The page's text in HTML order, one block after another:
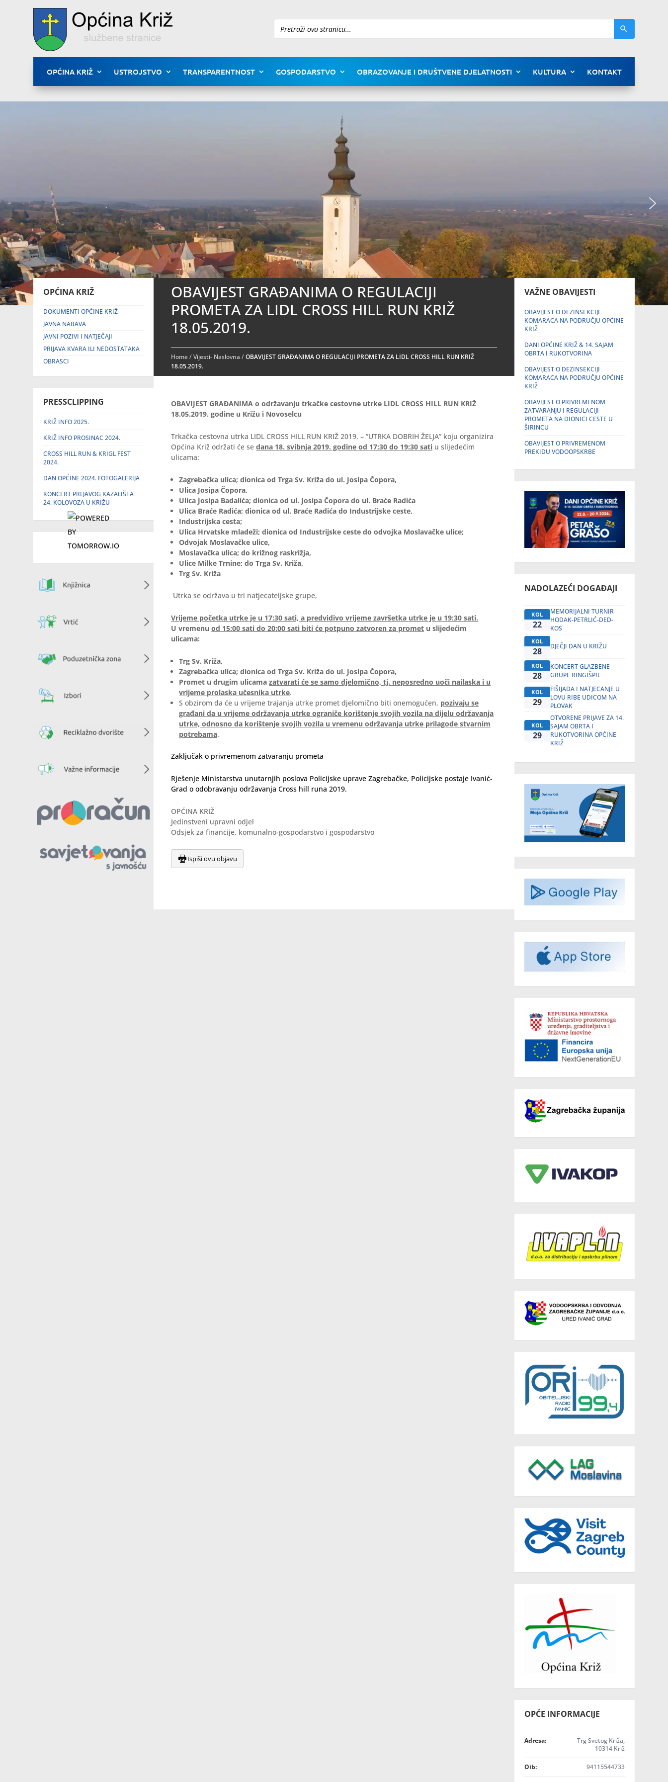
Pretraži
OPĆINA KRIŽ USTROJSTVO TRANSPARENTNOST GOSPODARSTVO OBRAZOVANJE I DRUŠTVENE DJELATNOSTI KULTURA KONTAKT
OPĆINA KRIŽ
DOKUMENTI OPĆINE KRIŽ
JAVNA NABAVA
JAVNI POZIVI I NATJEČAJI
PRIJAVA KVARA ILI NEDOSTATAKA
OBRASCI
PRESSCLIPPING
KRIŽ INFO 2025.
KRIŽ INFO PROSINAC 2024.
CROSS HILL RUN & KRIGL FEST
2024.
DAN OPĆINE 2024. FOTOGALERIJA
KONCERT PRLJAVOG KAZALIŠTA
24. KOLOVOZA U KRIŽU
OBAVIJEST GRAĐANIMA O REGULACIJI
PROMETA ZA LIDL CROSS HILL RUN KRIŽ
18.05.2019.
Home/Vijesti- Naslovna /OBAVIJEST GRAĐANIMA O REGULACIJI PROMETA ZA LIDL CROSS HILL RUN KRIŽ
18.05.2019.
OBAVIJEST GRAĐANIMA o održavanju trkačke cestovne utrke LIDL CROSS HILL RUN KRIŽ
18.05.2019. godine u Križu i Novoselcu
Trkačka cestovna utrka LIDL CROSS HILL RUN KRIŽ 2019. – ”UTRKA DOBRIH ŽELJA” koju organizira
Općina Križ održati će sedana 18. svibnja 2019. godine od 17:30 do 19:30 sati u slijedećim
ulicama:
Zagrebačka ulica; dionica od Trga Sv. Križa do ul. Josipa Čopora,
Ulica Josipa Čopora,
Ulica Josipa Badalića; dionica od ul. Josipa Čopora do ul. Braće Radića
Ulica Braće Radića; dionica od ul. Braće Radića do Industrijske ceste,
Industrijska cesta;
Ulica Hrvatske mladeži; dionica od Industrijske ceste do odvojka Moslavačke ulice;
Odvojak Moslavačke ulice,
Moslavačka ulica; do križnog raskrižja,
Ulice Milke Trnine; do Trga Sv. Križa,
Trg Sv. Križa
Utrka se održava u tri natjecateljske grupe,
Vrijeme početka utrke je u 17:30 sati, a predvidivo vrijeme završetka utrke je u 19:30 sati.
U vremenu od 15:00 sati do 20:00 sati biti će potpuno zatvoren za promet u slijedećim
ulicama:
Trg Sv. Križa,
Zagrebačka ulica; dionica od Trga Sv. Križa do ul. Josipa Čopora,
Promet u drugim ulicamazatvarati će se samo djelomično, tj. neposredno uoči nailaska i u
vrijeme prolaska učesnika utrke.
S obzirom da će u vrijeme trajanja utrke promet djelomično biti onemogućen, pozivaju se
građani da u vrijeme održavanja utrke ograniče korištenje svojih vozila na dijelu održavanja
utrke, odnosno da korištenje svojih vozila u vremenu održavanja utrke prilagode stvarnim
potrebama.
Zaključak o privremenom zatvaranju prometa
Rješenje Ministarstva unutarnjih poslova Policijske uprave Zagrebačke, Policijske postaje Ivanić-
Grad o odobravanju održavanja Cross hill runa 2019.
OPĆINA KRIŽ
Jedinstveni upravni odjel
Odsjek za financije, komunalno-gospodarstvo i gospodarstvo
Ispiši ovu objavu
VAŽNE OBAVIJESTI
OBAVIJEST O DEZINSEKCIJI
KOMARACA NA PODRUČJU OPĆINE
KRIŽ
DANI OPĆINE KRIŽ & 14. SAJAM
OBRTA I RUKOTVORINA
OBAVIJEST O DEZINSEKCIJI
KOMARACA NA PODRUČJU OPĆINE
KRIŽ
OBAVIJEST O PRIVREMENOM
ZATVARANJU I REGULACIJI
PROMETA NA DIONICI CESTE U
ŠIRINCU
OBAVIJEST O PRIVREMENOM
PREKIDU VODOOPSKRBE
NADOLAZEĆI DOGAĐAJI
KOL
22
MEMORIJALNI TURNIR
HODAK-PETRLIĆ-DED-
KOS
KOL
28 DJEČJI DAN U KRIŽU
KOL
28
KONCERT GLAZBENE
GRUPE RINGIŠPIL
KOL
29
FIŠIJADA I NATJECANJE U
LOVU RIBE UDICOM NA
PLOVAK
KOL
29
OTVORENE PRIJAVE ZA 14.
SAJAM OBRTA I
RUKOTVORINA OPĆINE
KRIŽ
OPĆE INFORMACIJE
Adresa:
Trg Svetog Križa,
10314 Križ
Oib: 94115544733